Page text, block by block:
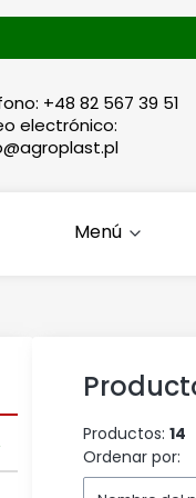
+48 82 567 39 51
electrónico:
Menú
Productos: 14
Lista de
Ordenar por: